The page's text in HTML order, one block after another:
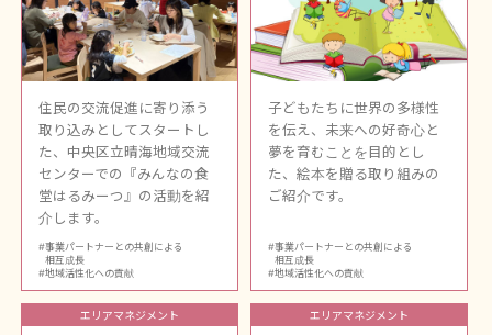
住民の交流促進に寄り添う
取り込みとしてスタートし
た、中央区立晴海地域交流
センターでの『みんなの食
堂はるみーつ』の活動を紹
介します。
#事業パートナーとの共創による
相互成⻑
#地域活性化への貢献
子どもたちに世界の多様性
を伝え、未来への好奇心と
夢を育むことを目的とし
た、絵本を贈る取り組みの
ご紹介です。
#事業パートナーとの共創による
相互成⻑
#地域活性化への貢献
エリアマネジメント エリアマネジメント